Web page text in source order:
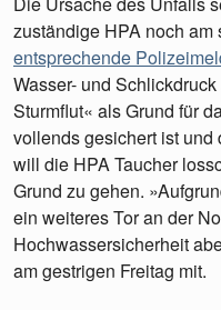
zuständige HPA noch am
entsprechende
Wasser- und
Sturmflut« als Grund für
vollends gesichert ist und
will die HPA Taucher
Grund zu gehen.
ein weiteres Tor an der
Hochwassersicherheit
am gestrigen Freitag mit.